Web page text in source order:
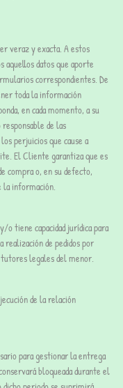
veraz y exacta. A estos
datos que aporte
correspondientes. De
toda la información
en cada momento, a su
de las
perjuicios que cause a
El Cliente garantiza que es
compra o, en su defecto,
información.
o tiene capacidad jurídica para
realización de pedidos por
tutores legales del menor.
de la relación
para gestionar la entrega
bloqueada durante el